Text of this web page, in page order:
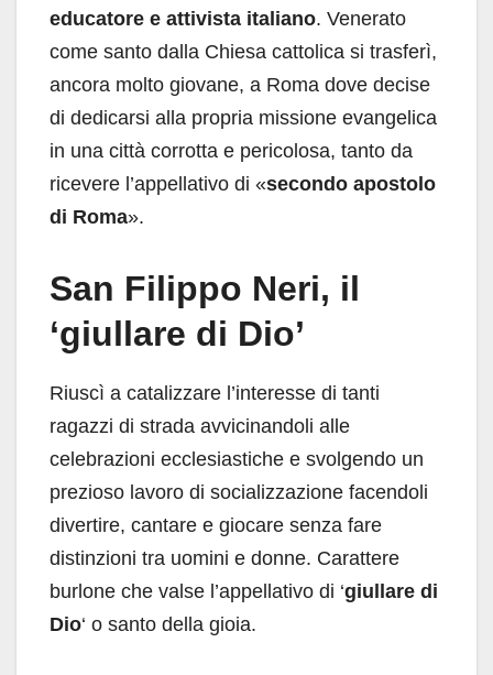
educatore e attivista italiano. Venerato
come santo dalla Chiesa cattolica si trasferì,
ancora molto giovane, a Roma dove decise
di dedicarsi alla propria missione evangelica
in una città corrotta e pericolosa, tanto da
ricevere l’appellativo di «secondo apostolo
di Roma».
San Filippo Neri, il
‘giullare di Dio’
Riuscì a catalizzare l’interesse di tanti
ragazzi di strada avvicinandoli alle
celebrazioni ecclesiastiche e svolgendo un
prezioso lavoro di socializzazione facendoli
divertire, cantare e giocare senza fare
distinzioni tra uomini e donne. Carattere
burlone che valse l’appellativo di ‘giullare di
Dio‘ o santo della gioia.